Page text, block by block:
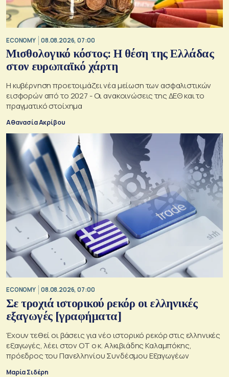
ECONOMY 08.08.2026, 07:00
Μισθολογικό κόστος: Η θέση της Ελλάδας
στον ευρωπαϊκό χάρτη
Η κυβέρνηση προετοιμάζει νέα μείωση των ασφαλιστικών
εισφορών από το 2027 - Οι ανακοινώσεις της ΔΕΘ και το
πραγματικό στοίχημα
Αθανασία Ακρίβου
ECONOMY 08.08.2026, 07:00
Σε τροχιά ιστορικού ρεκόρ οι ελληνικές
εξαγωγές [γραφήματα]
Έχουν τεθεί οι βάσεις για νέο ιστορικό ρεκόρ στις ελληνικές
εξαγωγές, λέει στον ΟΤ ο κ. Αλκιβιάδης Καλαμπόκης,
πρόεδρος του Πανελληνίου Συνδέσμου Εξαγωγέων
Μαρία Σιδέρη